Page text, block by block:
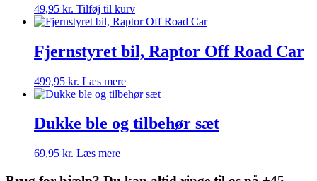
49,95 kr. Tilføj til kurv
Fjernstyret bil, Raptor Off Road Car
499,95 kr. Læs mere
Dukke ble og tilbehør sæt
69,95 kr. Læs mere